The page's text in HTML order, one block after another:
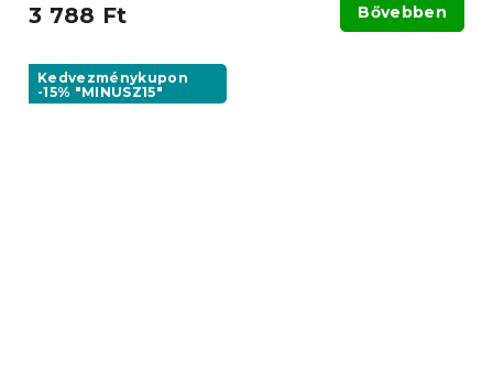
3 788 Ft Bővebben
Kedvezménykupon
-15% "MINUSZ15"